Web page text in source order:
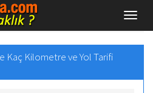
Kaç Kilometre ve Yol Tarifi